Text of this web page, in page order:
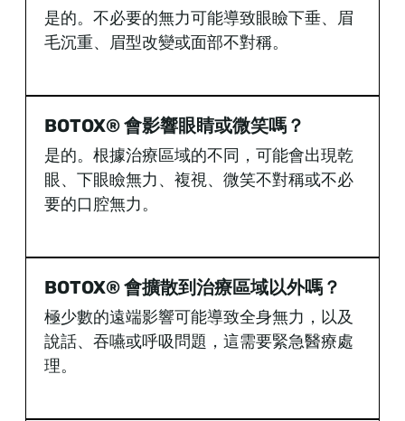
是的。不必要的無力可能導致眼瞼下垂、眉
毛沉重、眉型改變或面部不對稱。
BOTOX® 會影響眼睛或微笑嗎？
是的。根據治療區域的不同，可能會出現乾
眼、下眼瞼無力、複視、微笑不對稱或不必
要的口腔無力。
BOTOX® 會擴散到治療區域以外嗎？
極少數的遠端影響可能導致全身無力，以及
說話、吞嚥或呼吸問題，這需要緊急醫療處
理。